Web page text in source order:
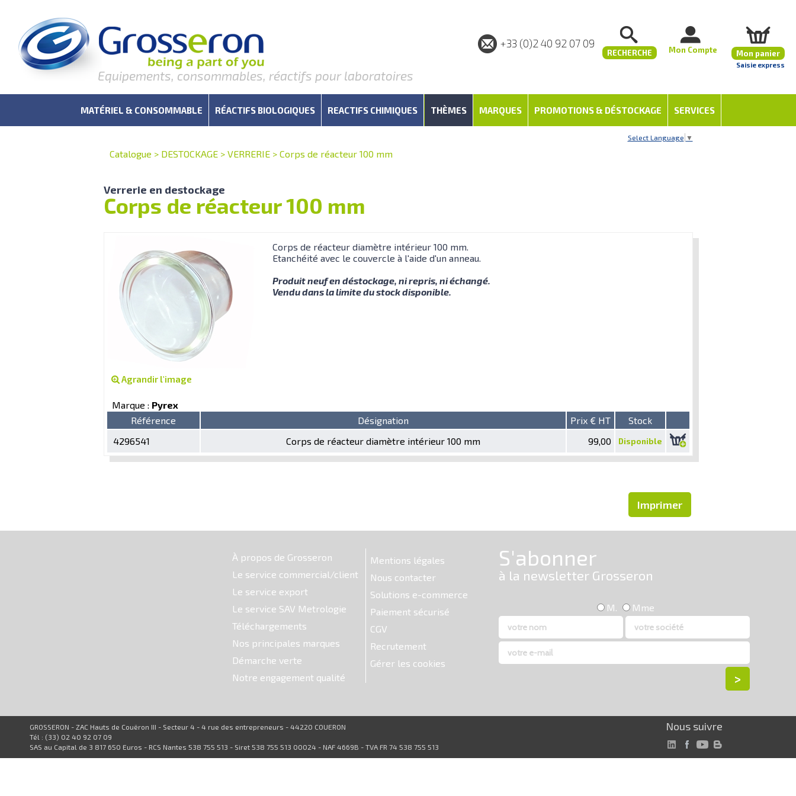
Equipements, consommables, réactifs pour laboratoires
+33 (0)2 40 92 07 09
RECHERCHE Mon Compte Mon panier
Saisie express
MATÉRIEL & CONSOMMABLE RÉACTIFS BIOLOGIQUES REACTIFS CHIMIQUES THÈMES MARQUES PROMOTIONS & DÉSTOCKAGE SERVICES
Select Language ▼
Catalogue > DESTOCKAGE> VERRERIE> Corps de réacteur 100 mm
Verrerie en destockage
Corps de réacteur 100 mm
Agrandir l'image
Corps de réacteur diamètre intérieur 100 mm.
Etanchéité avec le couvercle à l'aide d'un anneau.
Produit neuf en déstockage, ni repris, ni échangé.
Vendu dans la limite du stock disponible.
Marque : Pyrex
Référence
Désignation Prix € HT
Stock
4296541
Corps de réacteur diamètre intérieur 100 mm 99,00 Disponible
Imprimer
À propos de Grosseron
Le service commercial/client
Le service export
Le service SAV Metrologie
Téléchargements
Nos principales marques
Démarche verte
Notre engagement qualité
Mentions légales
Nous contacter
Solutions e-commerce
Paiement sécurisé
CGV
Recrutement
Gérer les cookies
GROSSERON - ZAC Hauts de Couëron III - Secteur 4 - 4 rue des entrepreneurs - 44220 COUERON
Tél : (33) 02 40 92 07 09
SAS au Capital de 3 817 650 Euros - RCS Nantes 538 755 513 - Siret 538 755 513 00024 - NAF 4669B - TVA FR 74 538 755 513
Nous suivre